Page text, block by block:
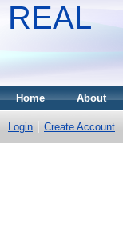
REAL
Home About
Login Create Account